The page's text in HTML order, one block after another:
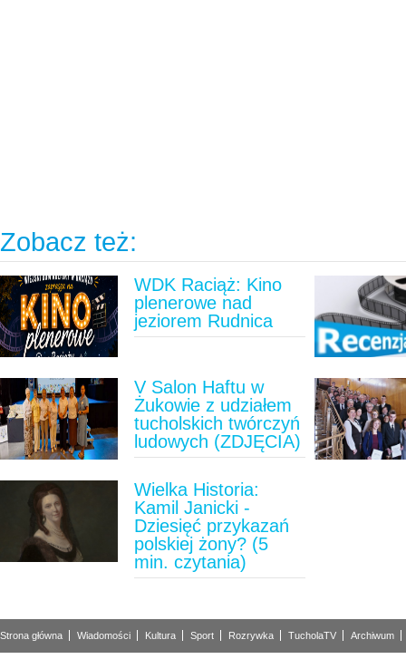
Zobacz też:
WDK Raciąż: Kino
plenerowe nad
jeziorem Rudnica
V Salon Haftu w
Żukowie z udziałem
tucholskich twórczyń
ludowych (ZDJĘCIA)
Wielka Historia:
Kamil Janicki -
Dziesięć przykazań
polskiej żony? (5
min. czytania)
Strona główna Wiadomości Kultura Sport Rozrywka TucholaTV Archiwum